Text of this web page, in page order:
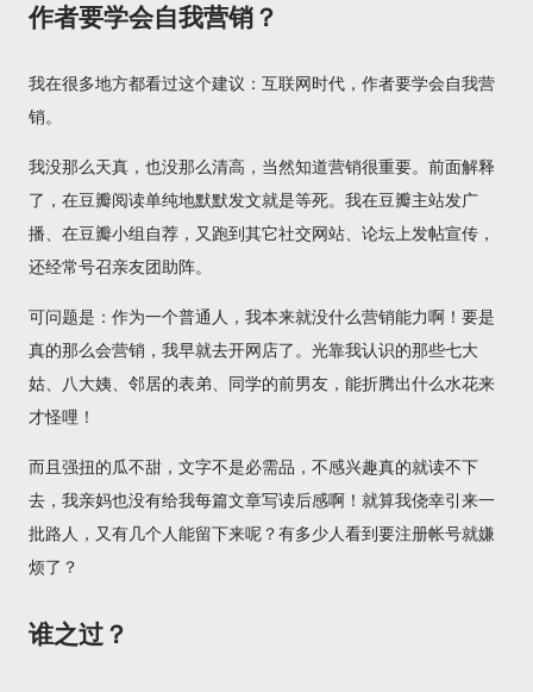
作者要学会自我营销？
我在很多地方都看过这个建议：互联网时代，作者要学会自我营
销。
我没那么天真，也没那么清高，当然知道营销很重要。前面解释
了，在豆瓣阅读单纯地默默发文就是等死。我在豆瓣主站发广
播、在豆瓣小组自荐，又跑到其它社交网站、论坛上发帖宣传，
还经常号召亲友团助阵。
可问题是：作为一个普通人，我本来就没什么营销能力啊！要是
真的那么会营销，我早就去开网店了。光靠我认识的那些七大
姑、八大姨、邻居的表弟、同学的前男友，能折腾出什么水花来
才怪哩！
而且强扭的瓜不甜，文字不是必需品，不感兴趣真的就读不下
去，我亲妈也没有给我每篇文章写读后感啊！就算我侥幸引来一
批路人，又有几个人能留下来呢？有多少人看到要注册帐号就嫌
烦了？
谁之过？